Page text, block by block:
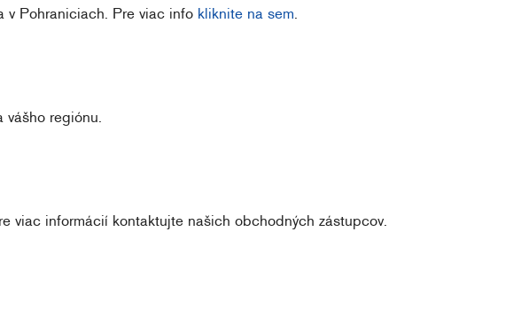
v Pohraniciach. Pre viac info kliknite na sem.
regiónu.
viac informácií kontaktujte našich obchodných zástupcov.